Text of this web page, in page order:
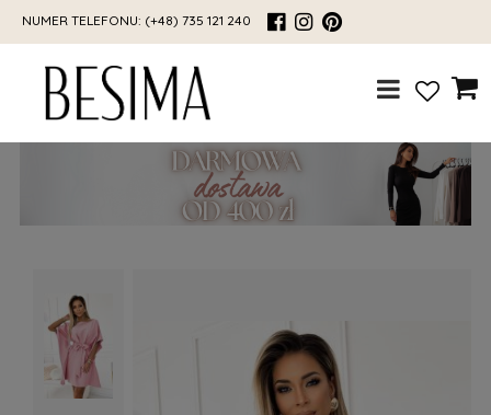
NUMER TELEFONU: (+48) 735 121 240